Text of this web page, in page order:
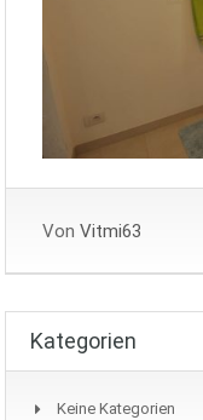
Von Vitmi63
Kategorien
Keine Kategorien